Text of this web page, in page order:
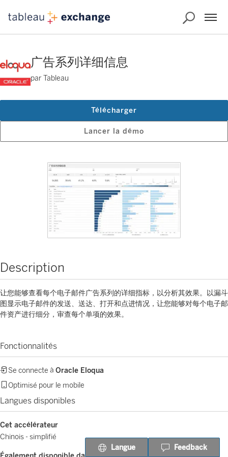
广告系列详细信息
par Tableau
Lancer la démo
Télécharger
Description
让您能够查看每个电子邮件广告系列的详细指标，以分析其效果。以漏斗
图显示电子邮件的发送、送达、打开和点进情况，让您能够对每个电子邮
件资产进行细分，审查每个单项的效果。
Fonctionnalités
Se connecte à Oracle Eloqua
Optimisé pour le mobile
Langues disponibles
Cet accélérateur
Chinois - simplifié
Langue Feedback